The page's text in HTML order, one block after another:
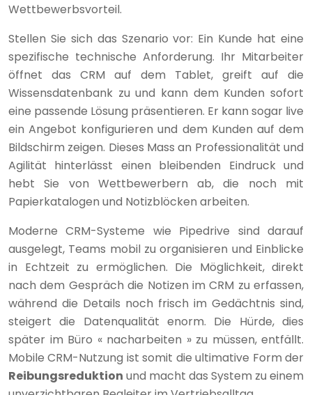
Wettbewerbsvorteil.
Stellen Sie sich das Szenario vor: Ein Kunde hat eine
spezifische technische Anforderung. Ihr Mitarbeiter
öffnet das CRM auf dem Tablet, greift auf die
Wissensdatenbank zu und kann dem Kunden sofort
eine passende Lösung präsentieren. Er kann sogar live
ein Angebot konfigurieren und dem Kunden auf dem
Bildschirm zeigen. Dieses Mass an Professionalität und
Agilität hinterlässt einen bleibenden Eindruck und
hebt Sie von Wettbewerbern ab, die noch mit
Papierkatalogen und Notizblöcken arbeiten.
Moderne CRM-Systeme wie Pipedrive sind darauf
ausgelegt, Teams mobil zu organisieren und Einblicke
in Echtzeit zu ermöglichen. Die Möglichkeit, direkt
nach dem Gespräch die Notizen im CRM zu erfassen,
während die Details noch frisch im Gedächtnis sind,
steigert die Datenqualität enorm. Die Hürde, dies
später im Büro « nacharbeiten » zu müssen, entfällt.
Mobile CRM-Nutzung ist somit die ultimative Form der
Reibungsreduktion und macht das System zu einem